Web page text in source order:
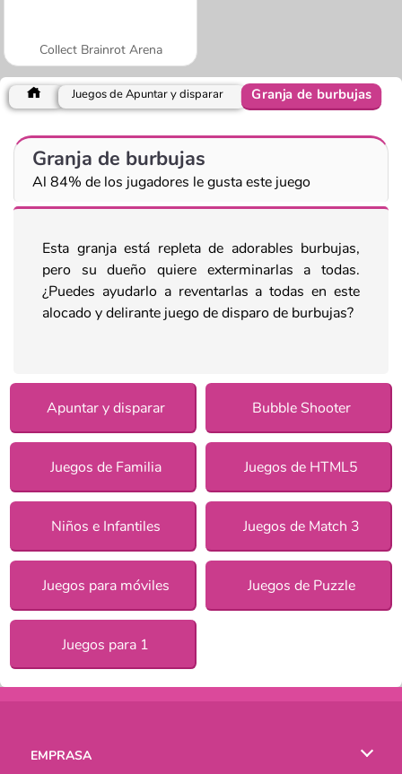
Collect Brainrot Arena
Juegos de Apuntar y disparar Granja de burbujas
Granja de burbujas
Al 84% de los jugadores le gusta este juego
Esta granja está repleta de adorables burbujas,
pero su dueño quiere exterminarlas a todas.
¿Puedes ayudarlo a reventarlas a todas en este
alocado y delirante juego de disparo de burbujas?
Apuntar y disparar Bubble Shooter
Juegos de Familia Juegos de HTML5
Niños e Infantiles Juegos de Match 3
Juegos para móviles Juegos de Puzzle
Juegos para 1
EMPRASA